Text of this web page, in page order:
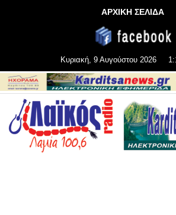
ΑΡΧΙΚΗ ΣΕΛΙΔΑ
Κυριακή, 9 Αυγούστου 2026